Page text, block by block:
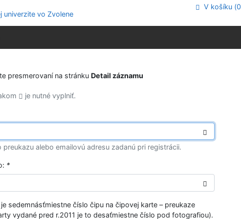
V košíku (0
presmerovaní na stránku Detail záznamu
je nutné vyplniť.
alebo emailovú adresu zadanú pri registrácii.
*
je sedemnásťmiestne číslo čipu na čipovej karte – preukaze
vydané pred r.2011 je to desaťmiestne číslo pod fotografiou).